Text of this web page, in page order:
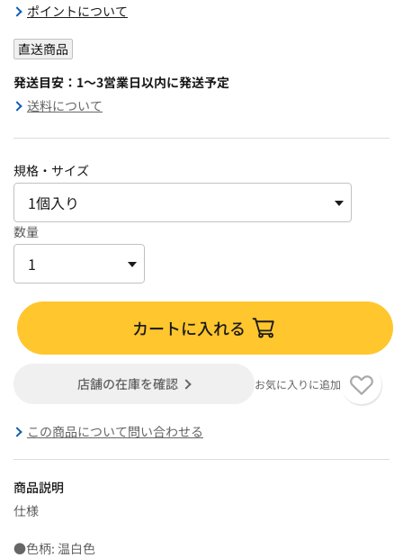
ポイントについて
直送商品
発送目安：1～3営業日以内に発送予定
送料について
規格・サイズ
数量
カートに入れる
店舗の在庫を確認 お気に入りに追加
この商品について問い合わせる
商品説明
仕様
●色柄: 温白色